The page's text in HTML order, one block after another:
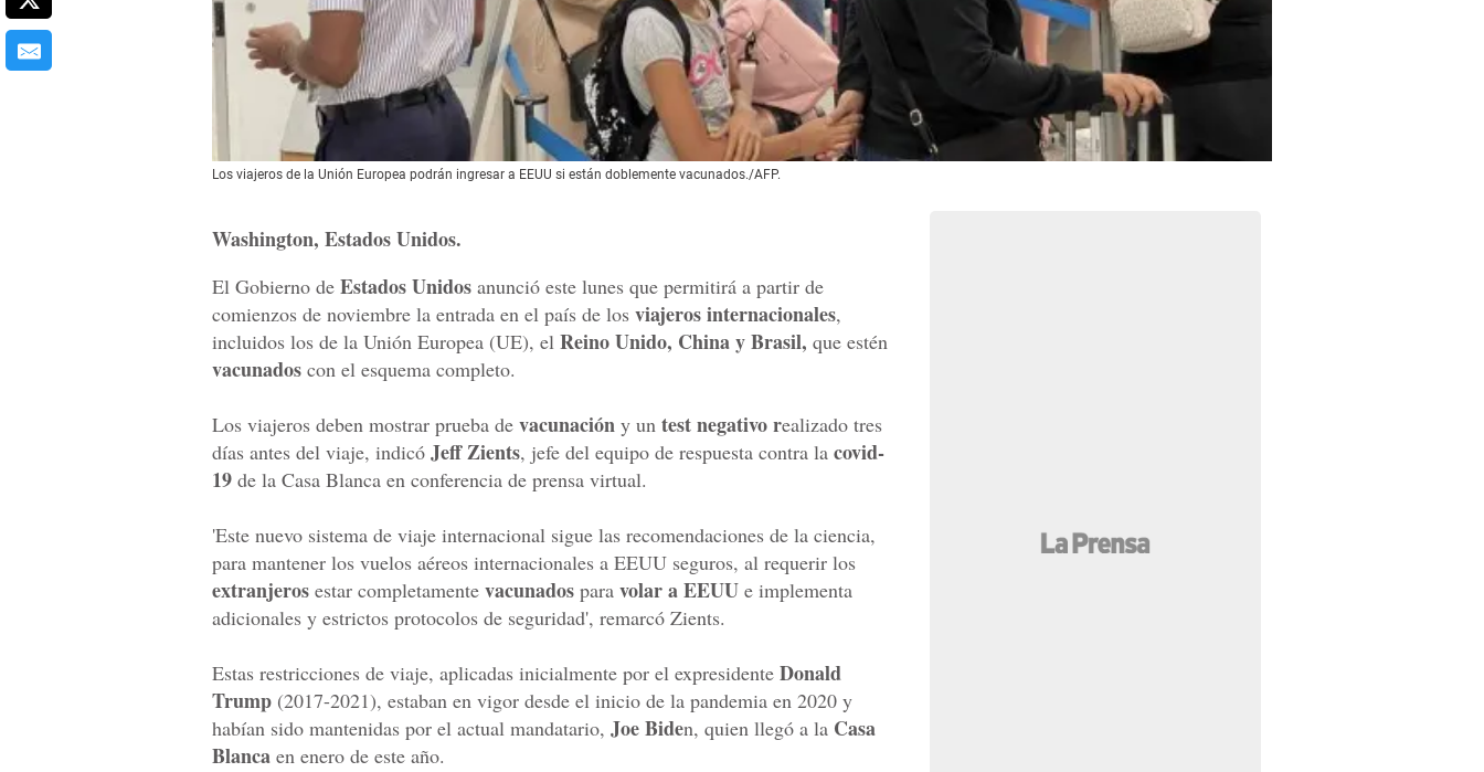
Los viajeros de la Unión Europea podrán ingresar a EEUU si están doblemente vacunados./AFP.
Washington, Estados Unidos.
El Gobierno de Estados Unidos anunció este lunes que permitirá a partir de
comienzos de noviembre la entrada en el país de los viajeros internacionales,
incluidos los de la Unión Europea (UE), el Reino Unido, China y Brasil, que estén
vacunados con el esquema completo.
Los viajeros deben mostrar prueba de vacunación y un test negativo realizado tres
días antes del viaje, indicó Jeff Zients, jefe del equipo de respuesta contra la covid-
19 de la Casa Blanca en conferencia de prensa virtual.
'Este nuevo sistema de viaje internacional sigue las recomendaciones de la ciencia,
para mantener los vuelos aéreos internacionales a EEUU seguros, al requerir los
extranjeros estar completamente vacunados para volar a EEUU e implementa
adicionales y estrictos protocolos de seguridad', remarcó Zients.
Estas restricciones de viaje, aplicadas inicialmente por el expresidente Donald
Trump (2017-2021), estaban en vigor desde el inicio de la pandemia en 2020 y
habían sido mantenidas por el actual mandatario, Joe Biden, quien llegó a la Casa
Blanca en enero de este año.